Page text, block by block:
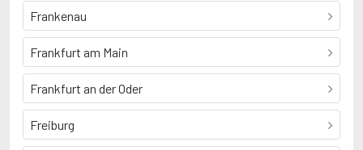
Frankenau
Frankfurt am Main
Frankfurt an der Oder
Freiburg